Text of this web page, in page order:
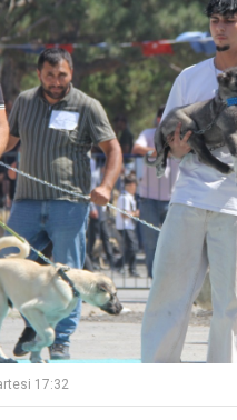
17:32